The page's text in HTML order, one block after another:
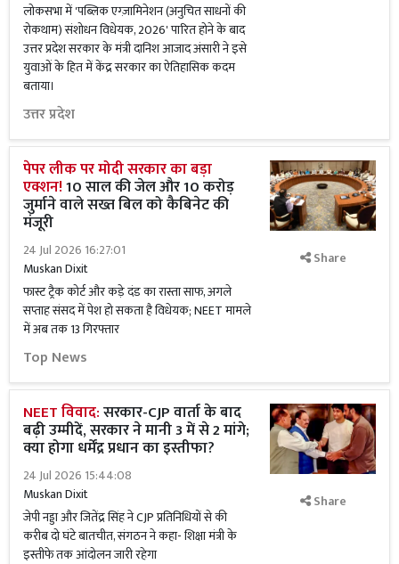
लोकसभा में 'पब्लिक एग्ज़ामिनेशन (अनुचित साधनों की
रोकथाम) संशोधन विधेयक, 2026' पारित होने के बाद
उत्तर प्रदेश सरकार के मंत्री दानिश आजाद अंसारी ने इसे
युवाओं के हित में केंद्र सरकार का ऐतिहासिक कदम
बताया।
उत्तर प्रदेश
पेपर लीक पर मोदी सरकार का बड़ा
एक्शन!10 साल की जेल और 10 करोड़
जुर्माने वाले सख्त बिल को कैबिनेट की
मंजूरी
24 Jul 2026 16:27:01
Muskan Dixit
फास्ट ट्रैक कोर्ट और कड़े दंड का रास्ता साफ, अगले
सप्ताह संसद में पेश हो सकता है विधेयक; NEET मामले
में अब तक 13 गिरफ्तार
Top News
Share
NEET विवाद:सरकार-CJP वार्ता के बाद
बढ़ी उम्मीदें, सरकार ने मानी 3 में से 2 मांगे;
क्या होगा धर्मेंद्र प्रधान का इस्तीफा?
24 Jul 2026 15:44:08
Muskan Dixit
जेपी नड्डा और जितेंद्र सिंह ने CJP प्रतिनिधियों से की
करीब दो घंटे बातचीत, संगठन ने कहा- शिक्षा मंत्री के
इस्तीफे तक आंदोलन जारी रहेगा
Share